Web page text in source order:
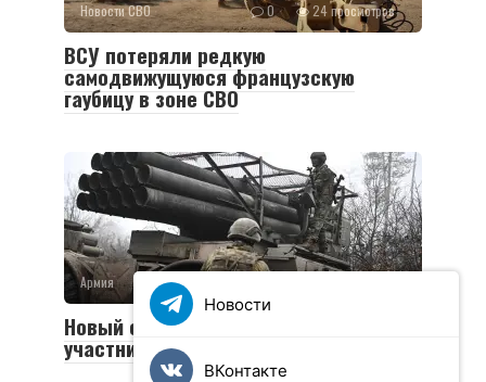
Новости СВО 0 24 просмотров
ВСУ потеряли редкую
самодвижущуюся французскую
гаубицу в зоне СВО
Армия
Новый социальный контракт для
участников СВО
Новости
ВКонтакте